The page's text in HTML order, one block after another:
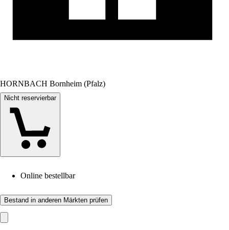
HORNBACH Bornheim (Pfalz)
Nicht reservierbar
Online bestellbar
Bestand in anderen Märkten prüfen